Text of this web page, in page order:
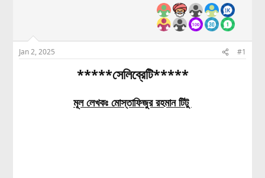
Jan 2, 2025 #1
*****সেলিব্রেটি*****
মূল লেখকঃ মোস্তাফিজুর রহমান টিটু